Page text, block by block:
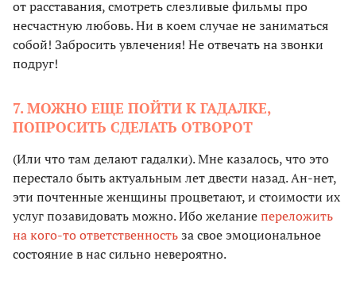
от расставания, смотреть слезливые фильмы про
несчастную любовь. Ни в коем случае не заниматься
собой! Забросить увлечения! Не отвечать на звонки
подруг!
7. МОЖНО ЕЩЕ ПОЙТИ К ГАДАЛКЕ,
ПОПРОСИТЬ СДЕЛАТЬ ОТВОРОТ
(Или что там делают гадалки). Мне казалось, что это
перестало быть актуальным лет двести назад. Ан-нет,
эти почтенные женщины процветают, и стоимости их
услуг позавидовать можно. Ибо желаниепереложить
на кого-то ответственностьза свое эмоциональное
состояние в нас сильно невероятно.